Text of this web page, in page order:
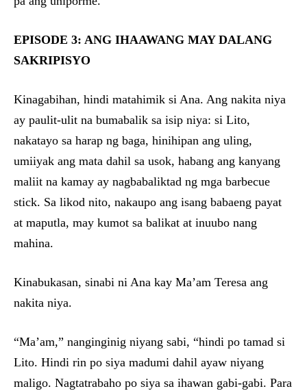
EPISODE 3: ANG IHAAWANG MAY DALANG
SAKRIPISYO
Kinagabihan, hindi matahimik si Ana. Ang nakita niya
ay paulit-ulit na bumabalik sa isip niya: si Lito,
nakatayo sa harap ng baga, hinihipan ang uling,
umiiyak ang mata dahil sa usok, habang ang kanyang
maliit na kamay ay nagbabaliktad ng mga barbecue
stick. Sa likod nito, nakaupo ang isang babaeng payat
at maputla, may kumot sa balikat at inuubo nang
mahina.
Kinabukasan, sinabi ni Ana kay Ma’am Teresa ang
nakita niya.
“Ma’am,” nanginginig niyang sabi, “hindi po tamad si
Lito. Hindi rin po siya madumi dahil ayaw niyang
maligo. Nagtatrabaho po siya sa ihawan gabi-gabi. Para